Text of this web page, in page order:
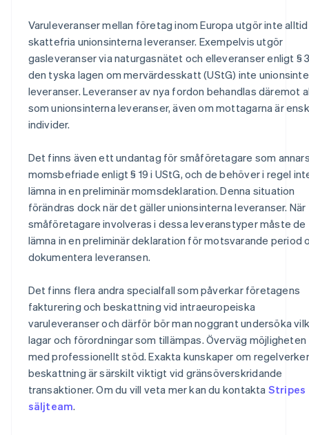
Varuleveranser mellan företag inom Europa utgör inte alltid
skattefria unionsinterna leveranser. Exempelvis utgör
gasleveranser via naturgasnätet och elleveranser enligt §
den tyska lagen om mervärdesskatt (UStG) inte
leveranser. Leveranser av nya fordon behandlas däremot
som unionsinterna leveranser, även om mottagarna är
individer.
Det finns även ett undantag för småföretagare som
momsbefriade enligt § 19 i UStG, och de behöver i regel
lämna in en preliminär momsdeklaration. Denna situation
förändras dock när det gäller unionsinterna leveranser. När
småföretagare involveras i dessa leveranstyper måste de
lämna in en preliminär deklaration för motsvarande period
dokumentera leveransen.
Det finns flera andra specialfall som påverkar företagens
fakturering och beskattning vid intraeuropeiska
varuleveranser och därför bör man noggrant undersöka
lagar och förordningar som tillämpas. Överväg möjligheten
med professionellt stöd. Exakta kunskaper om
beskattning är särskilt viktigt vid gränsöverskridande
transaktioner. Om du vill veta mer kan du kontakta Stripes
säljteam.
Australien
Belgien
Nederlands FrançaisDeutschEnglish
Brasilien